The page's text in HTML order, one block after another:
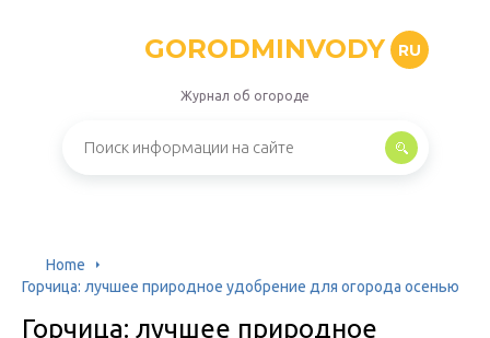
GORODMINVODY RU
Журнал об огороде
Home
Горчица: лучшее природное удобрение для огорода осенью
Горчица: лучшее природное